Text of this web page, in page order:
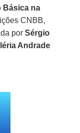
Básica na
CNBB,
porSérgio
Andrade